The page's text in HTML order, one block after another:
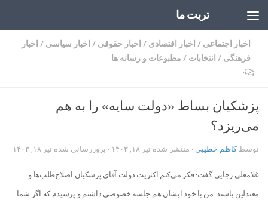
تربت ما
اخبار اجتماعی / اخبار اقتصادی / اخبار حقوقی / اخبار سیاسی / اخبار
فرهنگی / انتخابات / مطبوعات و رسانه ها
۰
پزشکیان بساط «دولت سایه» را به هم
می‌ریزد؟
توسطکاظم خطیبی · منتشر شده تیر ۱۸, ۱۴۰۳ · بروزرسانی شده تیر ۱۸, ۱۴۰۳
غلامعلی رجایی گفت: فکر می‌کنم اکثریت دولت آقای پزشکیان اصلاح‌طلب‌ها و
معتدلین باشند. من با خود ایشان هم جلسه خصوصی داشتم و پرسیدم که اگر شما